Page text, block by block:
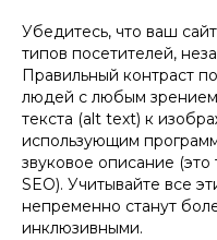
Убедитесь, что ваш
типов посетителей,
Правильный контраст
людей с любым
текста (alt text) к
использующим
звуковое описание
SEO). Учитывайте все
непременно станут
инклюзивными.